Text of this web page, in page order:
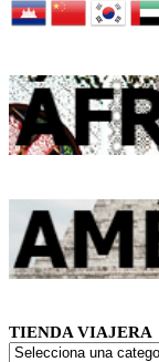
TIENDA VIAJERA